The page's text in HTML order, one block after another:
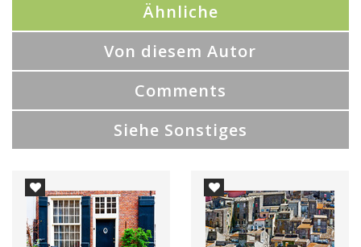
Ähnliche
Von diesem Autor
Comments
Siehe Sonstiges